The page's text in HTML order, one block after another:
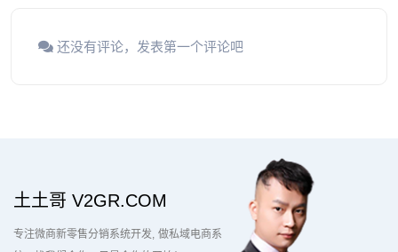
还没有评论，发表第一个评论吧
土土哥 V2GR.COM
专注微商新零售分销系统开发 做私域电商系